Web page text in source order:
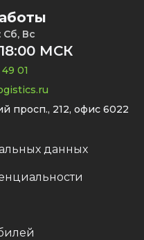
Вс
18:00 МСК
01
просп., 212, офис 6022
данных